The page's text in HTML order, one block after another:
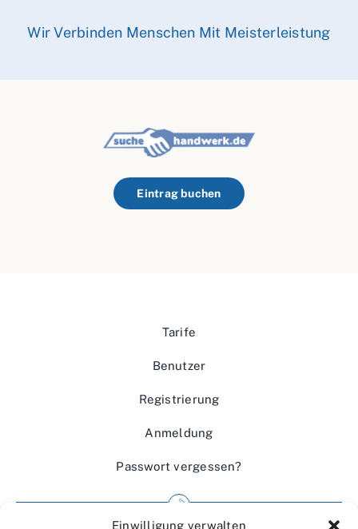
Einwilligung verwalten
Wir Verbinden Menschen Mit Meisterleistung
Eintrag buchen
Tarife
Benutzer
Registrierung
Anmeldung
Passwort vergessen?